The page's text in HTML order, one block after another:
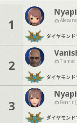
1
ダイヤモンド
2 Tiamat
ダイヤモンド
3 Fenrir
ダイヤモンド